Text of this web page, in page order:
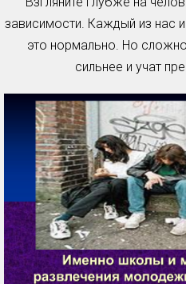
зависимости. Каждый из нас
это нормально. Но
сильнее и учат